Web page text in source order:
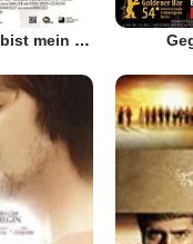
Evim Sensin - Du bist mein Zuhause